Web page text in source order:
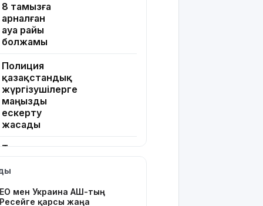
8 тамызға
арналған
ауа райы
болжамы
Полиция
қазақстандық
жүргізушілерге
маңызды
ескерту
жасады
Тоқаев
Әмірқұловтың
көңіл
ЕО мен Украина АҚШ-тың
Ресейге қарсы жаңа